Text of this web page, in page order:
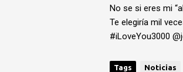
No se si eres mi
Te elegiría mil
#iLoveYou3000
Tags Noticias